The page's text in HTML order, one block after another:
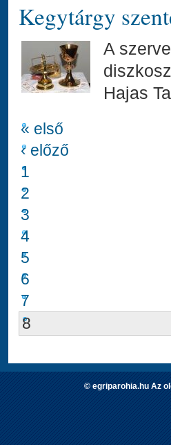
Kegytárgy
A
Hajas
« első
‹ előző
1
2
3
4
5
6
7
8
© egriparohia.hu Az